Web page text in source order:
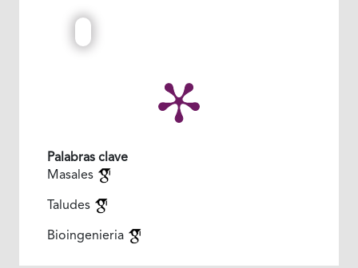
Palabras clave
Masales
Taludes
Bioingenieria